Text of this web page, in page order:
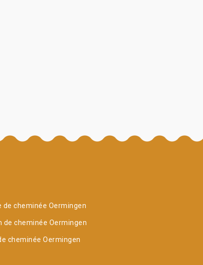
de cheminée Oermingen
de cheminée Oermingen
cheminée Oermingen